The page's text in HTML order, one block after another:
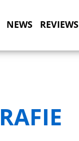
NEWS REVIEWS